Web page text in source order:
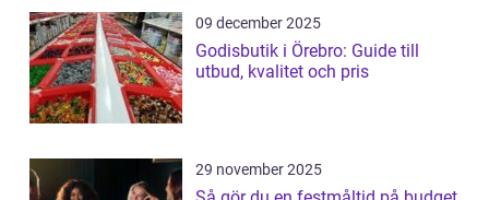
09 december 2025
Godisbutik i Örebro: Guide till
utbud, kvalitet och pris
29 november 2025